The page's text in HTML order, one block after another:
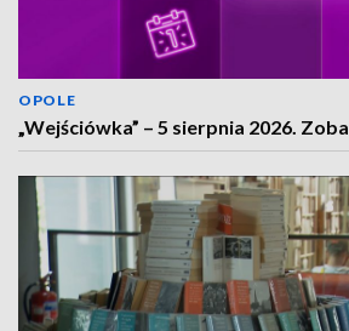
OPOLE
„Wejściówka” – 5 sierpnia 2026.